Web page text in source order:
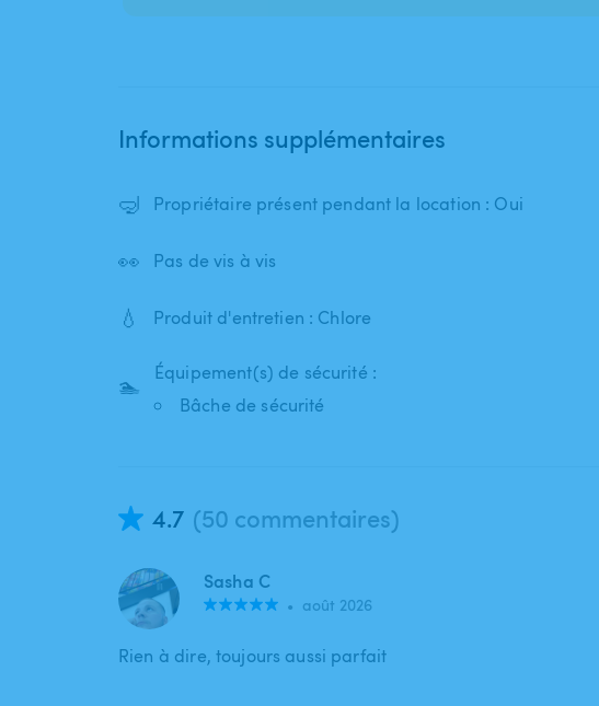
Informations supplémentaires
🤿 Propriétaire présent pendant la location : Oui
👀 Pas de vis à vis
💧 Produit d'entretien : Chlore
🏊
Équipement(s) de sécurité :
Bâche de sécurité
4.7 (50 commentaires)
Sasha C
• août 2026
Rien à dire, toujours aussi parfait